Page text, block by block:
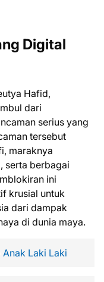
Digital
Hafid,
dari
serius yang
tersebut
maraknya
serta berbagai
ini
krusial untuk
dari dampak
di dunia maya.
Laki Laki